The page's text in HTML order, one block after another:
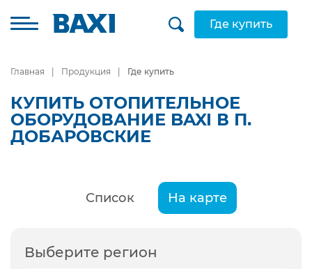
Где купить
Главная Продукция Где купить
КУПИТЬ ОТОПИТЕЛЬНОЕ
ОБОРУДОВАНИЕ BAXI В П.
ДОБАРОВСКИЕ
Список На карте
Выберите регион